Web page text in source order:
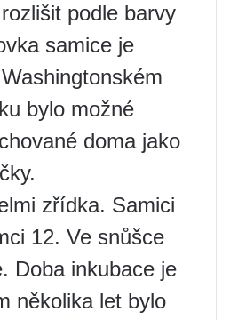
podle barvy
samice je
bylo možné
doma jako
zřídka. Samici
12. Ve snůšce
Doba inkubace je
několika let bylo